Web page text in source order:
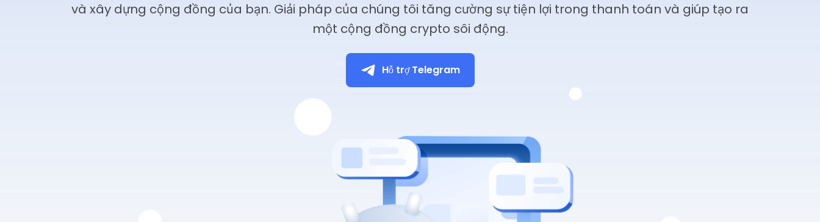
và xây dựng cộng đồng của bạn. Giải pháp của chúng tôi tăng cường sự tiện lợi trong thanh toán và giúp tạo ra
một cộng đồng crypto sôi động.
Hỗ trợ Telegram